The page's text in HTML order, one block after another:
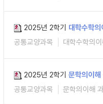
2025년 2학기 대학수학의
공통교양과목
대학수학의
2025년 2학기 문학의이해
공통교양과목
문학의이해